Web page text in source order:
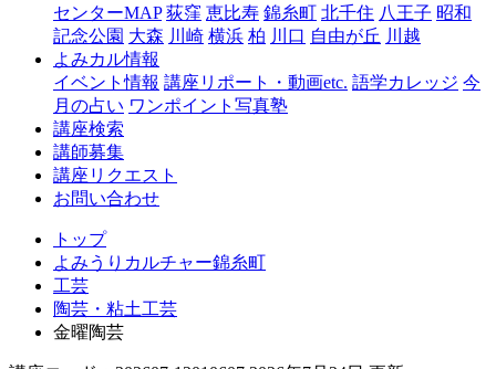
糸
センターMAP 荻窪 恵比寿 錦糸町 北千住 八王子 昭和
記念公園 大森 川崎 横浜 柏 川口 自由が丘 川越
よみカル情報
イベント情報 講座リポート・動画etc. 語学カレッジ 今
月の占い ワンポイント写真塾
講座検索
講師募集
講座リクエスト
お問い合わせ
トップ
よみうりカルチャー錦糸町
工芸
陶芸・粘土工芸
金曜陶芸